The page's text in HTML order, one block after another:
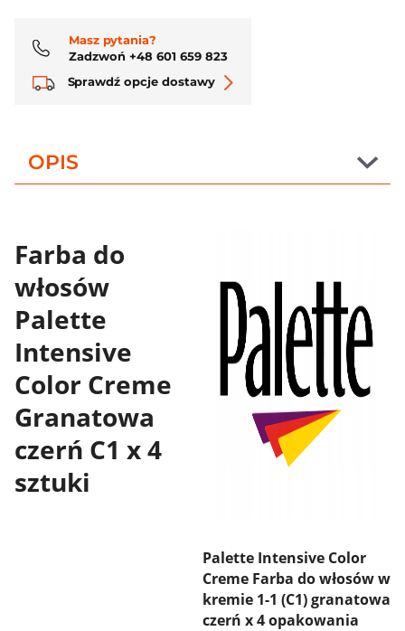
Masz pytania?
Zadzwoń +48 601 659 823
Sprawdź opcje dostawy
OPIS
Farba do
włosów
Palette
Intensive
Color Creme
Granatowa
czerń C1 x 4
sztuki
Palette Intensive Color
Creme Farba do włosów w
kremie 1-1 (C1) granatowa
czerń x 4 opakowania